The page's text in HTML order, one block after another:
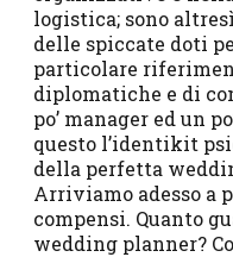
logistica; sono
delle spiccate doti
particolare
diplomatiche e di
po’ manager ed un
questo l’identikit
della perfetta
Arriviamo adesso a
compensi. Quanto
wedding planner?